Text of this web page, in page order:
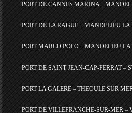
PORT DE CANNES MARINA –
PORT DE LA RAGUE – MANDELIEU LA
PORT MARCO POLO – MANDELIEU
PORT DE SAINT JEAN-CAP-FERRAT –
PORT LA GALERE – THEOULE SUR
PORT DE VILLEFRANCHE-SUR-MER –